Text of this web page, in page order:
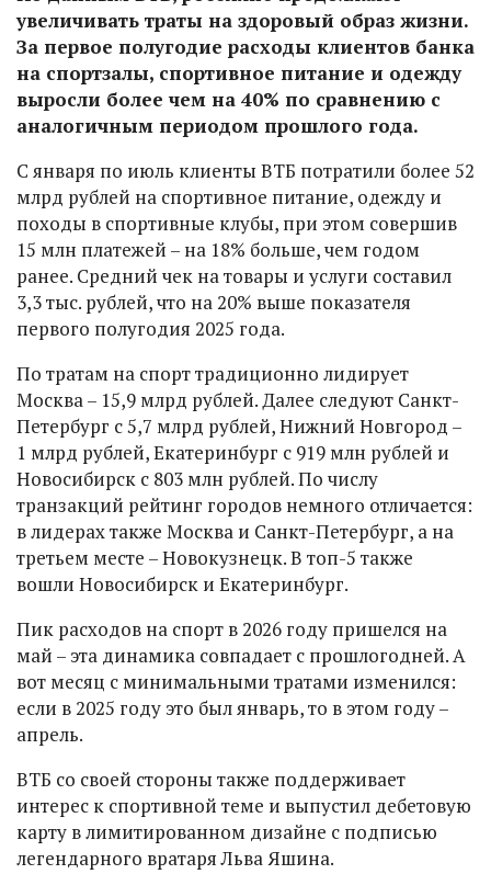
увеличивать траты на здоровый образ жизни.
За первое полугодие расходы клиентов банка
на спортзалы, спортивное питание и одежду
выросли более чем на 40% по сравнению с
аналогичным периодом прошлого года.
С января по июль клиенты ВТБ потратили более 52
млрд рублей на спортивное питание, одежду и
походы в спортивные клубы, при этом совершив
15 млн платежей – на 18% больше, чем годом
ранее. Средний чек на товары и услуги составил
3,3 тыс. рублей, что на 20% выше показателя
первого полугодия 2025 года.
По тратам на спорт традиционно лидирует
Москва – 15,9 млрд рублей. Далее следуют Санкт-
Петербург с 5,7 млрд рублей, Нижний Новгород –
1 млрд рублей, Екатеринбург с 919 млн рублей и
Новосибирск с 803 млн рублей. По числу
транзакций рейтинг городов немного отличается:
в лидерах также Москва и Санкт-Петербург, а на
третьем месте – Новокузнецк. В топ-5 также
вошли Новосибирск и Екатеринбург.
Пик расходов на спорт в 2026 году пришелся на
май – эта динамика совпадает с прошлогодней. А
вот месяц с минимальными тратами изменился:
если в 2025 году это был январь, то в этом году –
апрель.
ВТБ со своей стороны также поддерживает
интерес к спортивной теме и выпустил дебетовую
карту в лимитированном дизайне с подписью
легендарного вратаря Льва Яшина.